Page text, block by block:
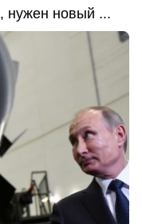
нужен новый ...